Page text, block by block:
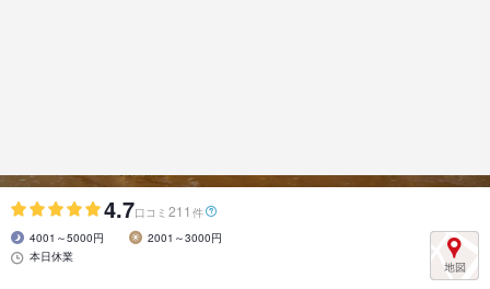
4.7口コミ 211 件
4001～5000円
2001～3000円
本日休業